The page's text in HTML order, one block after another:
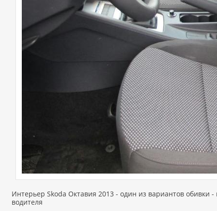
Интерьер Skoda Октавия 2013 - один из вариантов обивки -
водителя